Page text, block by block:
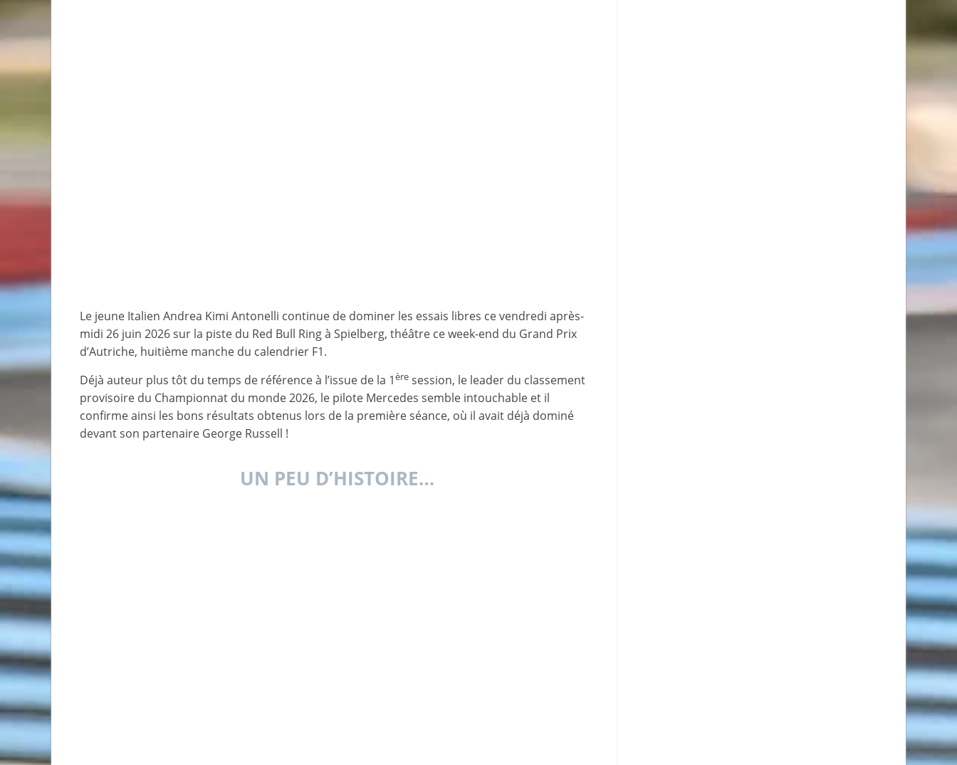
Le jeune Italien Andrea Kimi Antonelli continue de dominer les essais libres ce vendredi après-
midi 26 juin 2026 sur la piste du Red Bull Ring à Spielberg, théâtre ce week-end du Grand Prix
d’Autriche, huitième manche du calendrier F1.
Déjà auteur plus tôt du temps de référence à l’issue de la 1ère session, le leader du classement
provisoire du Championnat du monde 2026, le pilote Mercedes semble intouchable et il
confirme ainsi les bons résultats obtenus lors de la première séance, où il avait déjà dominé
devant son partenaire George Russell !
UN PEU D’HISTOIRE…